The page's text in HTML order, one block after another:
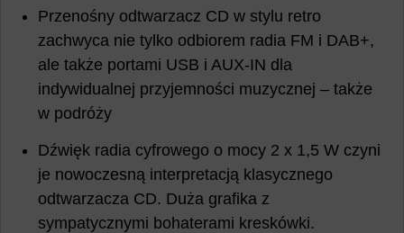
Przenośny odtwarzacz CD w stylu retro
zachwyca nie tylko odbiorem radia FM i DAB+,
ale także portami USB i AUX-IN dla
indywidualnej przyjemności muzycznej – także
w podróży
Dźwięk radia cyfrowego o mocy 2 x 1,5 W czyni
je nowoczesną interpretacją klasycznego
odtwarzacza CD. Duża grafika z
sympatycznymi bohaterami kreskówki.